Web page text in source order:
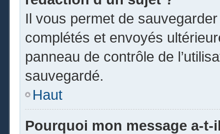
Il vous permet de
complétés et envoyés
panneau de contrôle de
sauvegardé.
Haut
Pourquoi mon message a-